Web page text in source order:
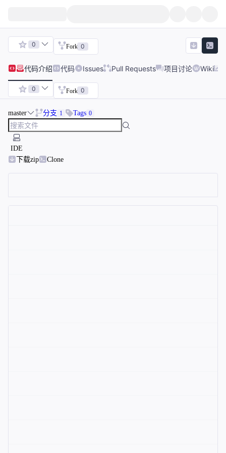
0 Fork 0
代码介绍 代码 Issues Pull Requests 项目讨论 Wiki
0 Fork 0
master 分支 1 Tags 0
IDE
下载zip
Clone